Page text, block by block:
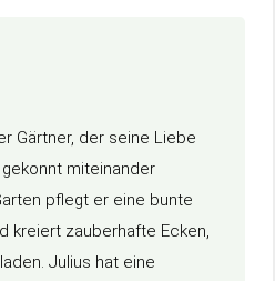
Gärtner, der seine Liebe
miteinander
pflegt er eine bunte
kreiert zauberhafte Ecken,
Julius hat eine